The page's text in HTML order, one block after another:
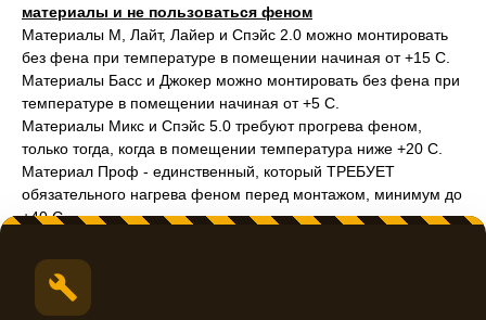
материалы и не пользоваться феном
Материалы М, Лайт, Лайер и Спэйс 2.0 можно монтировать
без фена при температуре в помещении начиная от +15 С.
Материалы Басс и Джокер можно монтировать без фена при
температуре в помещении начиная от +5 С.
Материалы Микс и Спэйс 5.0 требуют прогрева феном,
только тогда, когда в помещении температура ниже +20 С.
Материал Проф - единственный, который ТРЕБУЕТ
обязательного нагрева феном перед монтажом, минимум до
+40 С.
Все мягкие материалы рекомендуется инсталлировать при
температуре в помещении или на улице (в зависимости от
того, где проводятся работы) от +15 С и выше, они не